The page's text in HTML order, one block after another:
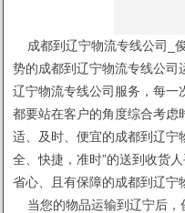
成都到辽宁物流专线公司_
势的成都到辽宁物流专线公司
辽宁物流专线公司服务，每一
都要站在客户的角度综合考虑
适、及时、便宜的成都到辽宁
全、快捷，准时”的送到收货
省心、且有保障的成都到辽宁
当您的物品运输到辽宁后，